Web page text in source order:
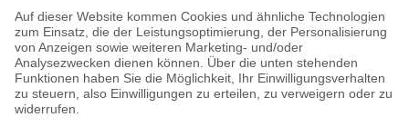
der Nationalelf schoss Schweinsteiger bei einem Testspiel gegen
Russland im Jahre 2005. Das Spiel endete 2:2 unentschieden. Mit
der A-Nationalmannschaft nahm er an mehreren Europa- und
Weltmeisterschaftsspielen teil. Bei der WM 2006 in Deutschland
schoss er zwei Tore im Spiel um Platz 3 gegen Portugal. Nach dem
Spiel wurde er als „Man of the Match“ geehrt.